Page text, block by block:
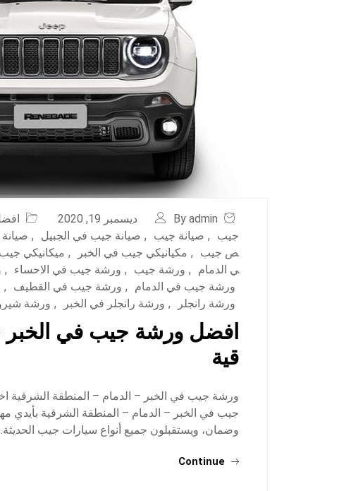
By admin ديسمبر 19, 2020
جيب
, صيانة جيب , صيانة جيب في الجبيل ,
ص جيب
, مكيانيكي جيب في الخبر , ميكانيكي جيب
ي الدمام
, ورشة جيب , ورشة جيب في الاحساء ,
ورشة جيب في الدمام
, ورشة جيب في القطيف ,
ورشة رانجلر
, ورشة رانجلر في الخبر , ورشة
افضل ورشة جيب في الخبر
قية
ورشة جيب في الخبر – الدمام – المنطقة الشرقية
جيب في الخبر – الدمام – المنطقة الشرقية بأيدي
وضمان، ويستقبلون جميع أنواع سيارات جيب
Continue